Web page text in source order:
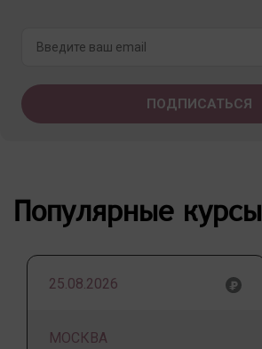
Популярные курсы
25.08.2026
МОСКВА